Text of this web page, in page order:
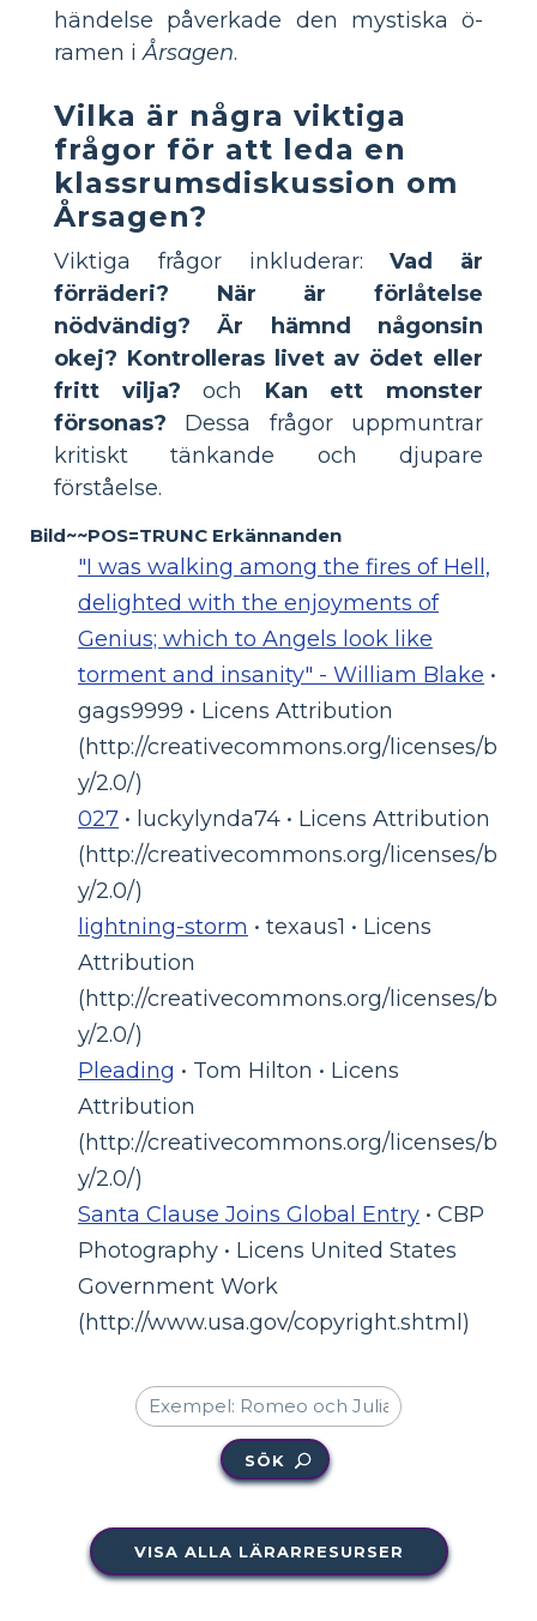
händelse påverkade den mystiska ö-
ramen iÅrsagen.
Vilka är några viktiga
frågor för att leda en
klassrumsdiskussion om
Årsagen?
Viktiga frågor inkluderar:Vad är
förräderi?
När är förlåtelse
nödvändig?
Är hämnd någonsin
okej? Kontrolleras livet av ödet eller
fritt vilja? och Kan ett monster
försonas? Dessa frågor uppmuntrar
kritiskt tänkande och djupare
förståelse.
Bild~~POS=TRUNC Erkännanden
"I was walking among the fires of Hell,
delighted with the enjoyments of
Genius; which to Angels look like
torment and insanity" - William Blake •
gags9999 • Licens Attribution
(http://creativecommons.org/licenses/b
y/2.0/)
027 • luckylynda74 • Licens Attribution
(http://creativecommons.org/licenses/b
y/2.0/)
lightning-storm • texaus1 • Licens
Attribution
(http://creativecommons.org/licenses/b
y/2.0/)
Pleading • Tom Hilton • Licens
Attribution
(http://creativecommons.org/licenses/b
y/2.0/)
Santa Clause Joins Global Entry • CBP
Photography • Licens United States
Government Work
(http://www.usa.gov/copyright.shtml)
SÖK
VISA ALLA LÄRARRESURSER